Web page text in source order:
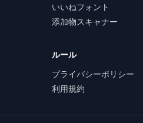
いいねフォント
添加物スキャナー
ルール
プライバシーポリシー
利用規約